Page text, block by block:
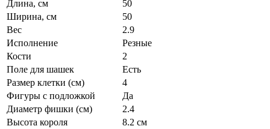
Длина, см
50
Ширина, см
50
Вес
2.9
Исполнение
Резные
Кости
2
Поле для шашек
Есть
Размер клетки (см)
4
Фигуры с подложкой
Да
Диаметр фишки (см)
2.4
Высота короля
8.2 см